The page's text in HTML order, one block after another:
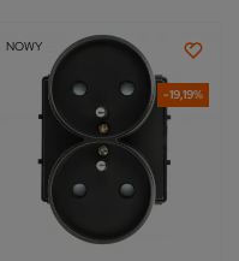
-19,19%
NOWY